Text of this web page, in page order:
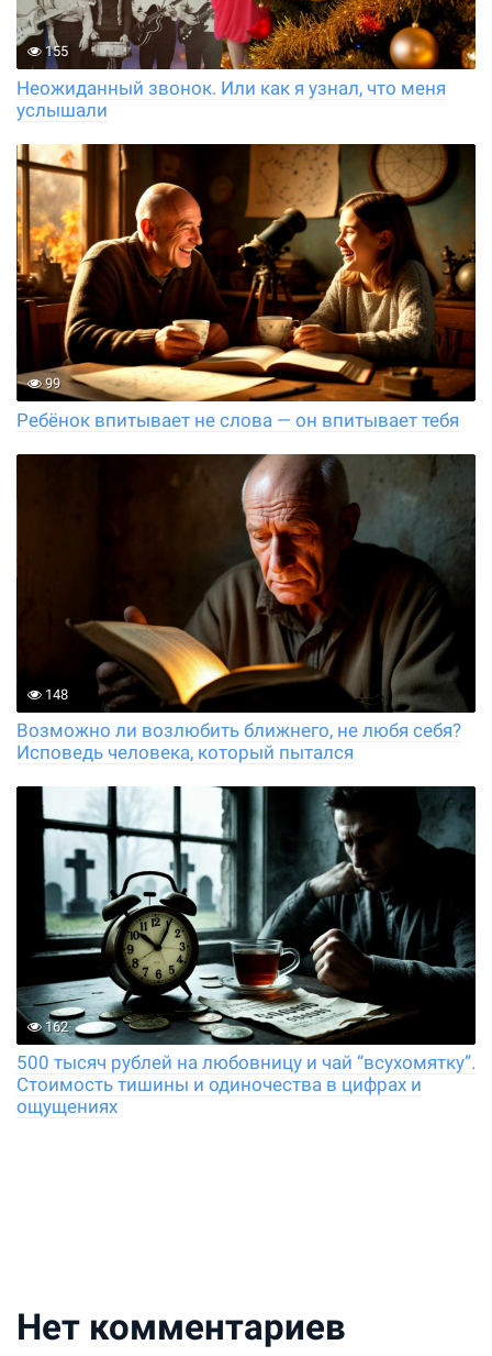
155
Неожиданный звонок. Или как я узнал, что меня
услышали
99
Ребёнок впитывает не слова — он впитывает тебя
148
Возможно ли возлюбить ближнего, не любя себя?
Исповедь человека, который пытался
162
500 тысяч рублей на любовницу и чай “всухомятку”.
Стоимость тишины и одиночества в цифрах и
ощущениях
Нет комментариев